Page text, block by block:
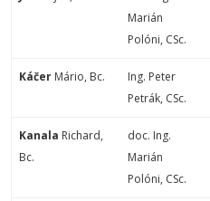
Marián
Polóni, CSc.
Káčer Mário, Bc.
Ing. Peter
Petrák, CSc.
Kanala Richard,
Bc.
doc. Ing.
Marián
Polóni, CSc.